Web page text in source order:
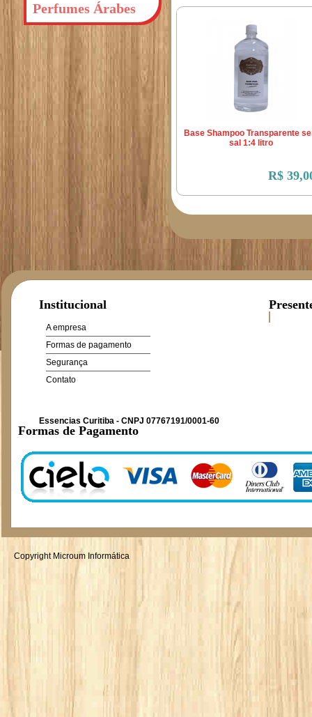
Perfumes Árabes
Base Shampoo Transparente
sal 1:4 litro
R$
Institucional
A empresa
Formas de pagamento
Segurança
Contato
Essencias Curitiba - CNPJ 07767191/0001-60
Formas de Pagamento
Copyright Microum Informática